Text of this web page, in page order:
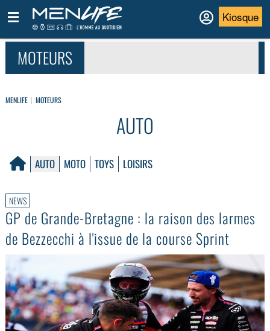
Kiosque
MOTEURS
MENLIFE MOTEURS
AUTO
AUTO MOTO TOYS LOISIRS
NEWS
GP de Grande-Bretagne : la raison des larmes
de Bezzecchi à l'issue de la course Sprint